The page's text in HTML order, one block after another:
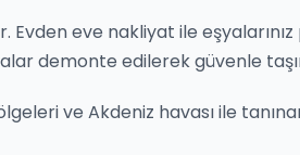
eve nakliyat ile
demonte edilerek güvenle
ve Akdeniz havası ile